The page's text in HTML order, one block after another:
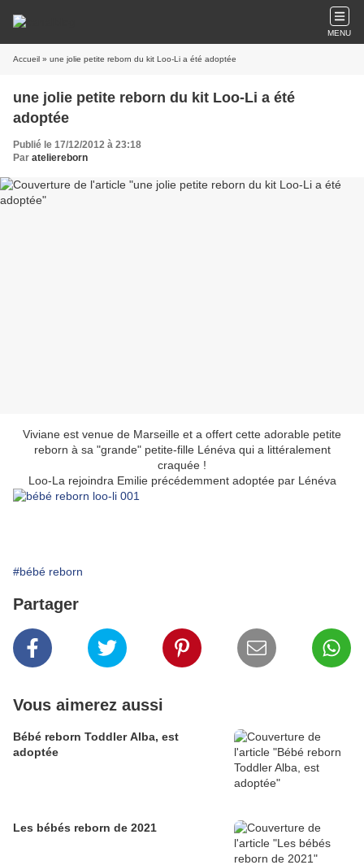
MENU
Accueil » une jolie petite reborn du kit Loo-Li a été adoptée
une jolie petite reborn du kit Loo-Li a été
adoptée
Publié le 17/12/2012 à 23:18
Par ateliereborn
Viviane est venue de Marseille et a offert cette adorable petite
reborn à sa "grande" petite-fille Lénéva qui a littéralement
craquée !
Loo-La rejoindra Emilie précédemment adoptée par Lénéva
#bébé reborn
Partager
Vous aimerez aussi
Bébé reborn Toddler Alba, est
adoptée
Les bébés reborn de 2021